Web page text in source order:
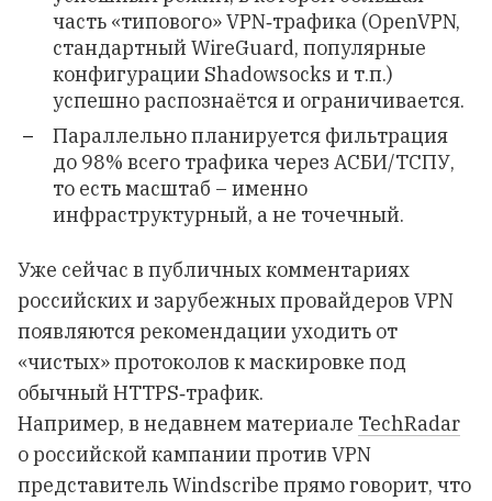
часть «типового» VPN‑трафика (OpenVPN,
стандартный WireGuard, популярные
конфигурации Shadowsocks и т.п.)
успешно распознаётся и ограничивается.
Параллельно планируется фильтрация
до 98% всего трафика через АСБИ/ТСПУ,
то есть масштаб – именно
инфраструктурный, а не точечный.
Уже сейчас в публичных комментариях
российских и зарубежных провайдеров VPN
появляются рекомендации уходить от
«чистых» протоколов к маскировке под
обычный HTTPS‑трафик.
Например, в недавнем материале TechRadar
о российской кампании против VPN
представитель Windscribe прямо говорит, что